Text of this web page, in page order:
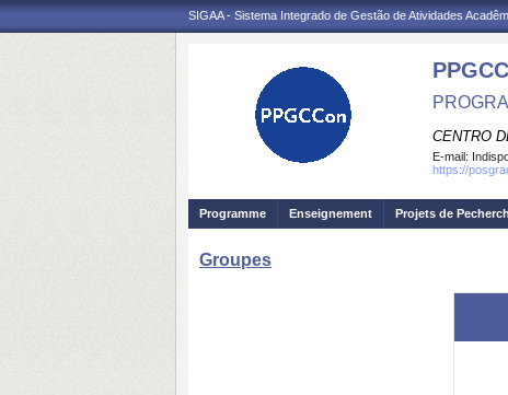
SIGAA - Sistema Integrado de Gestão de Atividades
CENTRO
E-mail:
https://
Programme Enseignement Projets de
Groupes